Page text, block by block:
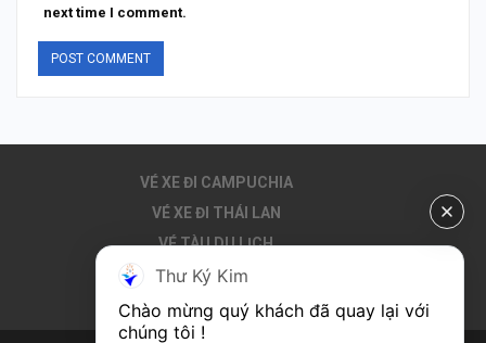
next time I comment.
VÉ XE ĐI CAMPUCHIA
VÉ XE ĐI THÁI LAN
VÉ TÀU DU LỊCH
THUÊ XE ĐI CAMPUCHIA
DU LỊCH CAMPUCHIA
Thư Ký Kim
Chào mừng quý khách đã quay lại với
chúng tôi !